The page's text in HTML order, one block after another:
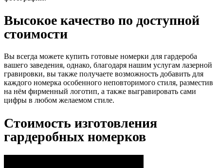
Высокое качество по доступной
стоимости
Вы всегда можете купить готовые номерки для гардероба
вашего заведения, однако, благодаря нашим услугам лазерной
гравировки, вы также получаете возможность добавить для
каждого номерка особенного неповторимого стиля, разместив
на нём фирменный логотип, а также выгравировать сами
цифры в любом желаемом стиле.
Стоимость изготовления
гардеробных номерков